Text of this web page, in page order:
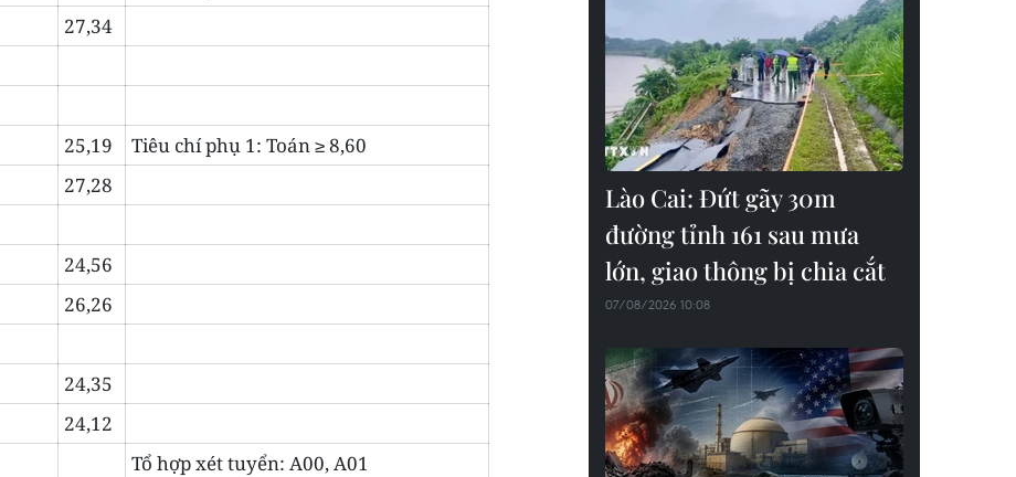
27,34
25,19
Tiêu chí phụ 1: Toán ≥ 8,60
27,28
24,56
26,26
24,35
24,12
Tổ hợp xét tuyển: A00, A01
Lào Cai: Đứt gãy 30m
đường tỉnh 161 sau mưa
lớn, giao thông bị chia cắt
07/08/2026 10:08